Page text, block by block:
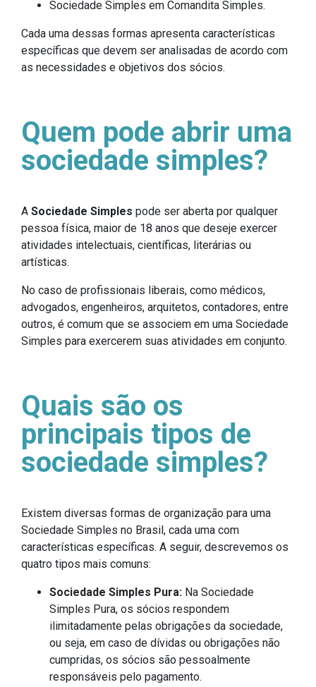
Sociedade Simples em Comandita Simples.
Cada uma dessas formas apresenta características
específicas que devem ser analisadas de acordo com
as necessidades e objetivos dos sócios.
Quem pode abrir uma
sociedade simples?
A Sociedade Simples pode ser aberta por qualquer
pessoa física, maior de 18 anos que deseje exercer
atividades intelectuais, científicas, literárias ou
artísticas.
No caso de profissionais liberais, como médicos,
advogados, engenheiros, arquitetos, contadores, entre
outros, é comum que se associem em uma Sociedade
Simples para exercerem suas atividades em conjunto.
Quais são os
principais tipos de
sociedade simples?
Existem diversas formas de organização para uma
Sociedade Simples no Brasil, cada uma com
características específicas. A seguir, descrevemos os
quatro tipos mais comuns:
Sociedade Simples Pura: Na Sociedade
Simples Pura, os sócios respondem
ilimitadamente pelas obrigações da sociedade,
ou seja, em caso de dívidas ou obrigações não
cumpridas, os sócios são pessoalmente
responsáveis pelo pagamento.